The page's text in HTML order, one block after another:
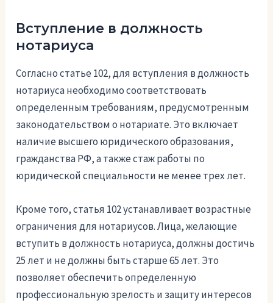
Вступление в должность
нотариуса
Согласно статье 102, для вступления в должность
нотариуса необходимо соответствовать
определенным требованиям, предусмотренным
законодательством о нотариате. Это включает
наличие высшего юридического образования,
гражданства РФ, а также стаж работы по
юридической специальности не менее трех лет.
Кроме того, статья 102 устанавливает возрастные
ограничения для нотариусов. Лица, желающие
вступить в должность нотариуса, должны достичь
25 лет и не должны быть старше 65 лет. Это
позволяет обеспечить определенную
профессиональную зрелость и защиту интересов